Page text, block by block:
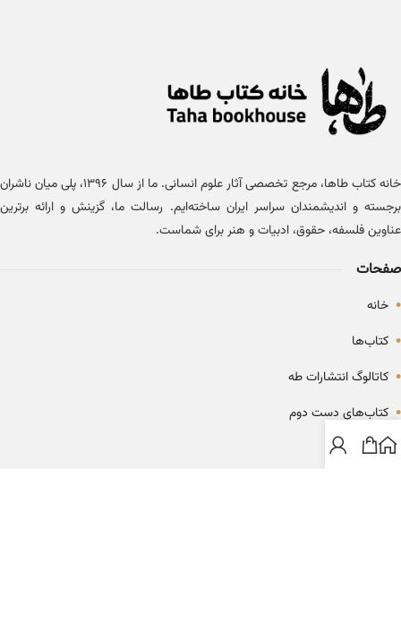
خانه کتاب طاها، مرجع تخصصی آثار علوم انسانی. ما از سال ۱۳۹۶، پلی میان ناشران
برجسته و اندیشمندان سراسر ایران ساخته‌ایم. رسالت ما، گزینش و ارائه برترین
عناوین فلسفه، حقوق، ادبیات و هنر برای شماست.
صفحات
• خانه
• کتاب‌ها
• کاتالوگ انتشارات طه
• کتاب‌های دست دوم
• بلاگ